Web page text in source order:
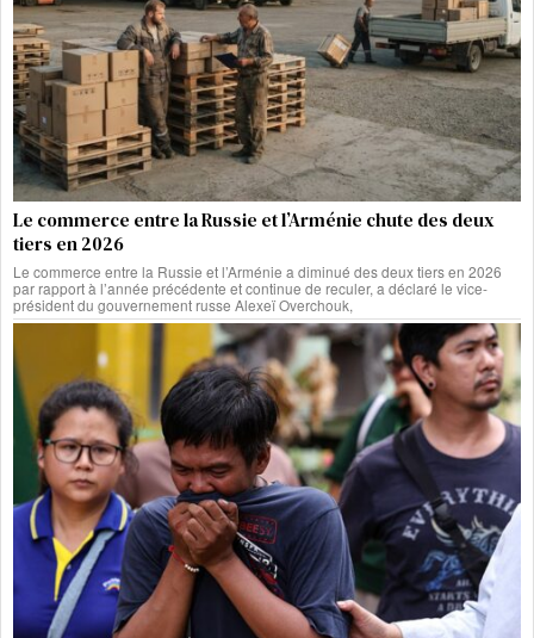
Le commerce entre la Russie et l’Arménie chute des deux
tiers en 2026
Le commerce entre la Russie et l’Arménie a diminué des deux tiers en 2026
par rapport à l’année précédente et continue de reculer, a déclaré le vice-
président du gouvernement russe Alexeï Overchouk,